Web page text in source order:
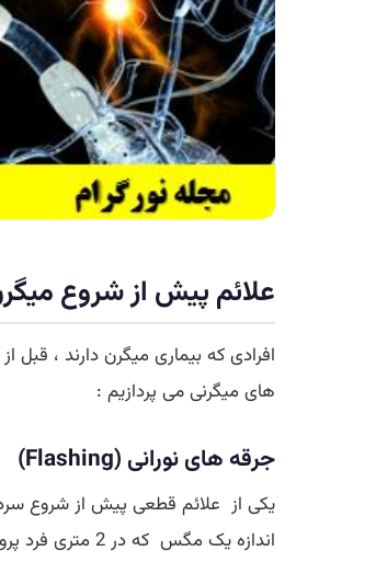
علائم پیش از شروع
افرادی که بیماری میگرن دارند ،
های میگرنی می پردازیم :
جرقه های نورانی (Flashing)
یکی از علائم قطعی پیش از شروع
اندازه یک مگس که در 2 متری فرد پرواز می کند مدام تغییر مسیر می دهد و حدودا 3 ثانیه طول خواهد کشید.